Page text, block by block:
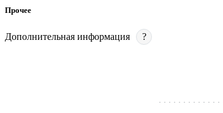
Прочее
Дополнительная информация
?